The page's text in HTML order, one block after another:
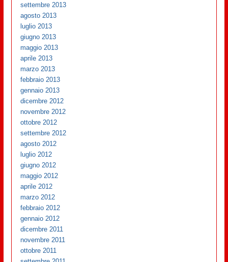
settembre 2013
agosto 2013
luglio 2013
giugno 2013
maggio 2013
aprile 2013
marzo 2013
febbraio 2013
gennaio 2013
dicembre 2012
novembre 2012
ottobre 2012
settembre 2012
agosto 2012
luglio 2012
giugno 2012
maggio 2012
aprile 2012
marzo 2012
febbraio 2012
gennaio 2012
dicembre 2011
novembre 2011
ottobre 2011